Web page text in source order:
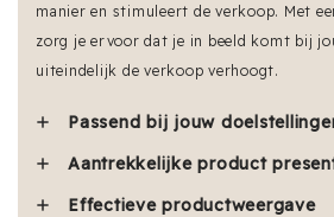
manier en stimuleert de verkoop. Met
zorg je ervoor dat je in beeld komt bij
uiteindelijk de verkoop verhoogt.
Passend bij jouw
Aantrekkelijke product
Effectieve productweergave